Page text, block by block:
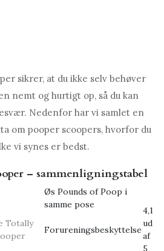
sikrer, at du ikke selv behøver
nemt og hurtigt op, så du kan
Nedenfor har vi samlet en
om pooper scoopers, hvorfor du
vi synes er bedst.
– sammenligningstabel
Totally
Øs Pounds of Poop i
samme pose
Forureningsbeskyttelse
4,1
ud
af
5